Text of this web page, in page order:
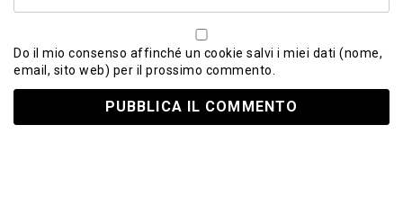
Do il mio consenso affinché un cookie salvi i miei dati (nome,
email, sito web) per il prossimo commento.